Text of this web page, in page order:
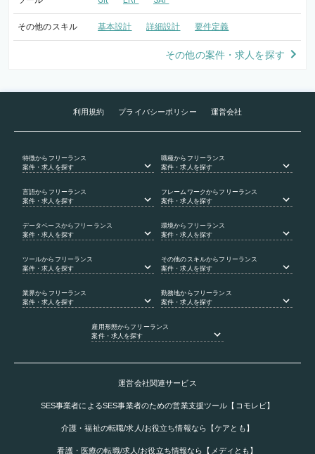
その他のスキル 基本設計 詳細設計 要件定義
その他の案件・求人を探す
利用規約 プライバシーポリシー 運営会社
特徴からフリーランス
案件・求人を探す
職種からフリーランス
案件・求人を探す
言語からフリーランス
案件・求人を探す
フレームワークからフリーランス
案件・求人を探す
データベース からフリーランス
案件・求人を探す
環境からフリーランス
案件・求人を探す
ツールからフリーランス
案件・求人を探す
その他のスキルからフリーランス
案件・求人を探す
業界からフリーランス
案件・求人を探す
勤務地からフリーランス
案件・求人を探す
雇用形態からフリーランス
案件・求人を探す
運営会社関連サービス
SES事業者によるSES事業者のための営業支援ツール【コモレビ】
介護・福祉の転職/求人/お役立ち情報なら【ケアとも】
看護・医療の転職/求人/お役立ち情報なら【メディとも】